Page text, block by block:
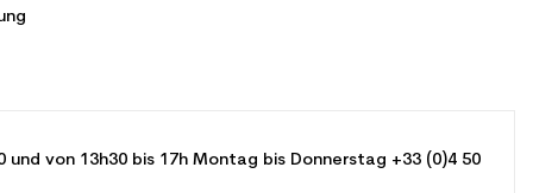
und von 13h30 bis 17h Montag bis Donnerstag +33 (0)4 50